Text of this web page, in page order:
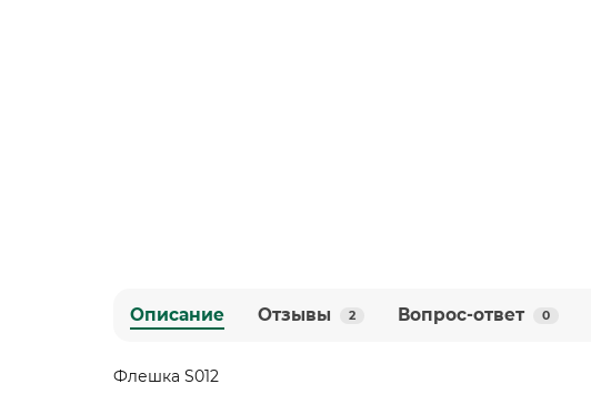
Описание Отзывы 2 Вопрос-ответ 0
Флешка S012